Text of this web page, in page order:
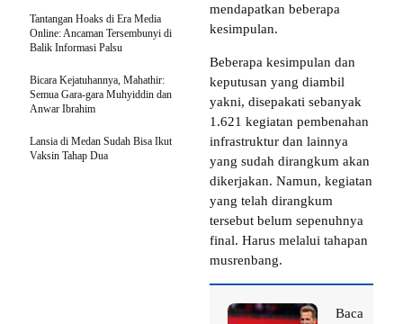
mendapatkan beberapa
kesimpulan.
Beberapa kesimpulan dan
keputusan yang diambil
yakni, disepakati sebanyak
1.621 kegiatan pembenahan
infrastruktur dan lainnya
yang sudah dirangkum akan
dikerjakan. Namun, kegiatan
yang telah dirangkum
tersebut belum sepenuhnya
final. Harus melalui tahapan
musrenbang.
Baca
Tantangan Hoaks di Era Media
Online: Ancaman Tersembunyi di
Balik Informasi Palsu
Bicara Kejatuhannya, Mahathir:
Semua Gara-gara Muhyiddin dan
Anwar Ibrahim
Lansia di Medan Sudah Bisa Ikut
Vaksin Tahap Dua